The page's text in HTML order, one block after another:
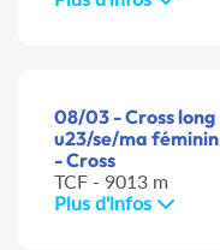
08/03 - Cross long
u23/se/ma féminin
- Cross
TCF - 9013 m
Plus d'infos